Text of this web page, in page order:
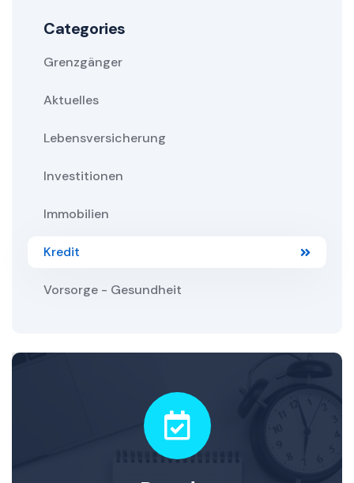
Categories
Grenzgänger
Aktuelles
Lebensversicherung
Investitionen
Immobilien
Kredit
Vorsorge - Gesundheit